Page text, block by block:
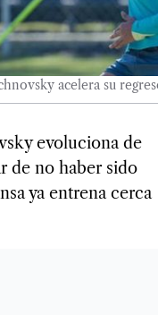
acelera su
evoluciona de
de no haber sido
ya entrena cerca